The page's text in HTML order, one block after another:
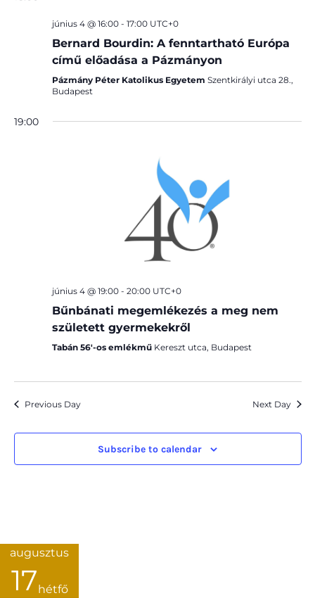
június 4 @ 16:00- 17:00 UTC+0
Bernard Bourdin: A fenntartható Európa
című előadása a Pázmányon
Pázmány Péter Katolikus Egyetem Szentkirályi utca 28.,
Budapest
19:00
június 4 @ 19:00- 20:00 UTC+0
Bűnbánati megemlékezés a meg nem
született gyermekekről
Tabán 56'-os emlékmű Kereszt utca, Budapest
Previous Day Next Day
Subscribe to calendar
augusztus
17hétfő